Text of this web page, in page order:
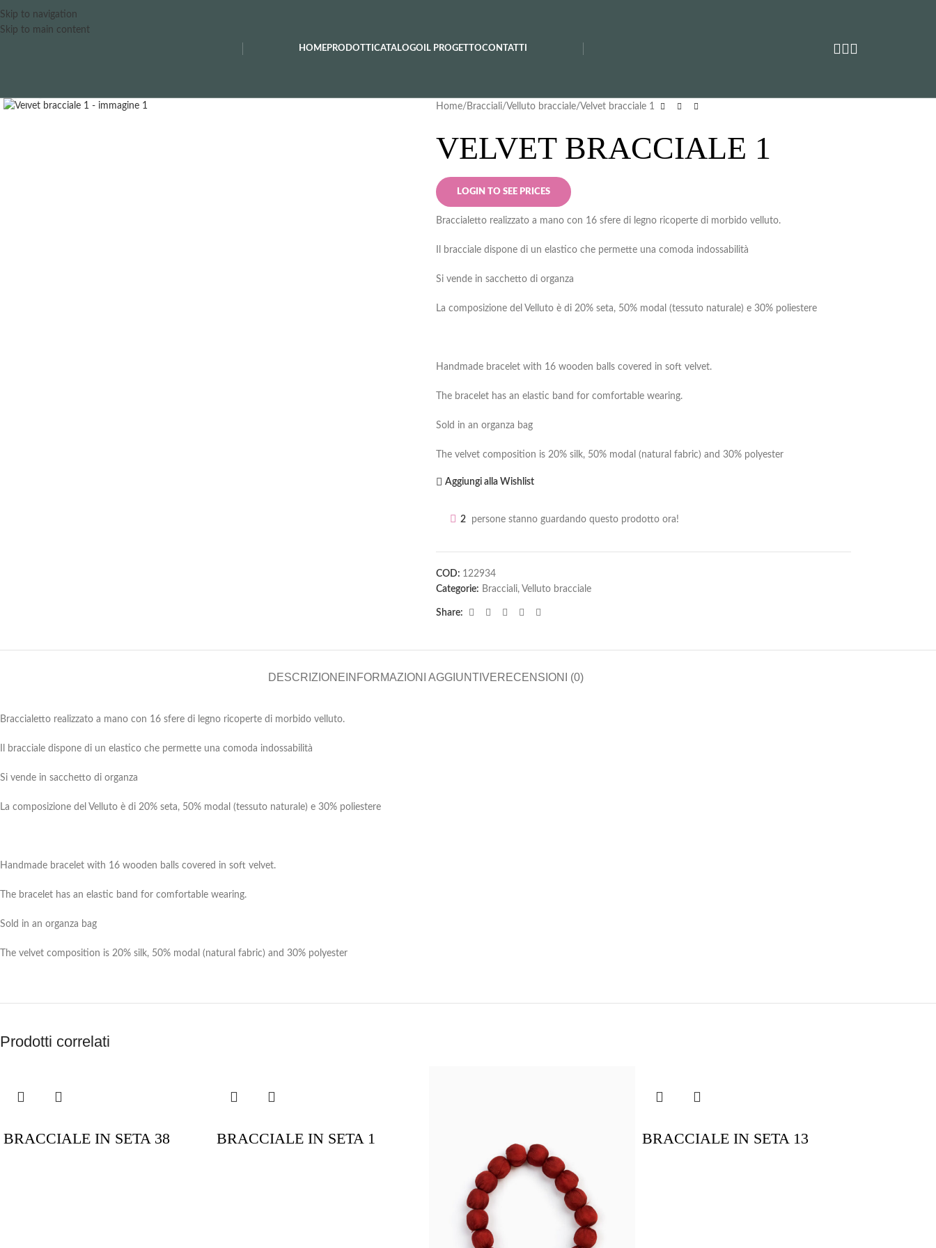
Skip to navigation
Skip to main content
HOMEPRODOTTI CATALOGO IL PROGETTOCONTATTI
Home Bracciali Velluto bracciale Velvet bracciale 1
VELVET BRACCIALE 1
LOGIN TO SEE PRICES
Braccialetto realizzato a mano con 16 sfere di legno ricoperte di morbido velluto.
Il bracciale dispone di un elastico che permette una comoda indossabilità
Si vende in sacchetto di organza
La composizione del Velluto è di 20% seta, 50% modal (tessuto naturale) e 30% poliestere
Handmade bracelet with 16 wooden balls covered in soft velvet.
The bracelet has an elastic band for comfortable wearing.
Sold in an organza bag
The velvet composition is 20% silk, 50% modal (natural fabric) and 30% polyester
Aggiungi alla Wishlist
2 persone stanno guardando questo prodotto ora!
COD: 122934
Categorie: Bracciali, Velluto bracciale
Share:
DESCRIZIONE INFORMAZIONI AGGIUNTIVERECENSIONI (0)
Braccialetto realizzato a mano con 16 sfere di legno ricoperte di morbido velluto.
Il bracciale dispone di un elastico che permette una comoda indossabilità
Si vende in sacchetto di organza
La composizione del Velluto è di 20% seta, 50% modal (tessuto naturale) e 30% poliestere
Handmade bracelet with 16 wooden balls covered in soft velvet.
The bracelet has an elastic band for comfortable wearing.
Sold in an organza bag
The velvet composition is 20% silk, 50% modal (natural fabric) and 30% polyester
Prodotti correlati
BRACCIALE IN SETA 38 BRACCIALE IN SETA 1 BRACCIALE IN SETA 13